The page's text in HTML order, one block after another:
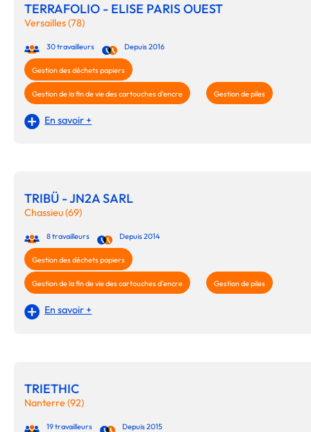
TERRAFOLIO - ELISE PARIS OUEST
Versailles (78)
30 travailleurs Depuis 2016
Gestion des déchets papiers
Gestion de la fin de vie des cartouches d'encre Gestion de piles
En savoir +
TRIBÜ - JN2A SARL
Chassieu (69)
8 travailleurs Depuis 2014
Gestion des déchets papiers
Gestion de la fin de vie des cartouches d'encre Gestion de piles
En savoir +
TRIETHIC
Nanterre (92)
19 travailleurs Depuis 2015